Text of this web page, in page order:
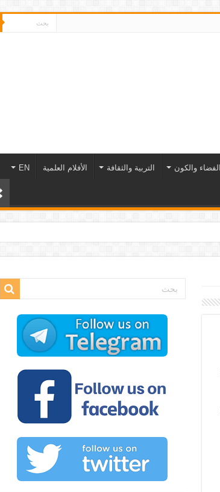
الفضاء والكون التربية والثقافة الأفلام العلمية EN